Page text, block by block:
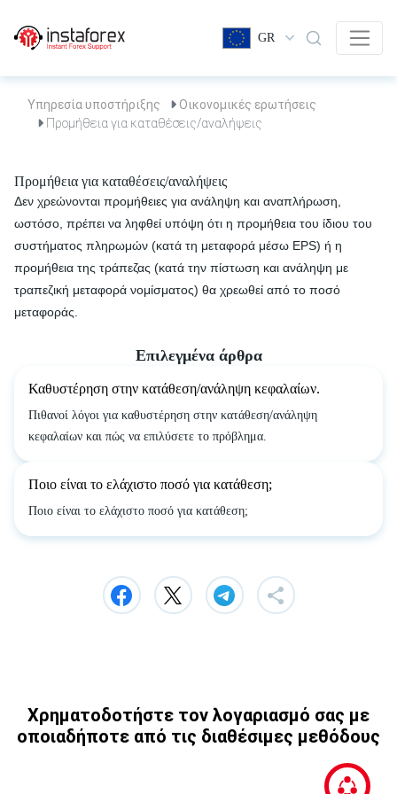
GR
Υπηρεσία υποστήριξης
Οικονομικές ερωτήσεις
Προμήθεια για καταθέσεις/αναλήψεις
Προμήθεια για καταθέσεις/αναλήψεις
Δεν χρεώνονται προμήθειες για ανάληψη και αναπλήρωση,
ωστόσο, πρέπει να ληφθεί υπόψη ότι η προμήθεια του ίδιου του
συστήματος πληρωμών (κατά τη μεταφορά μέσω EPS) ή η
προμήθεια της τράπεζας (κατά την πίστωση και ανάληψη με
τραπεζική μεταφορά νομίσματος) θα χρεωθεί από το ποσό
μεταφοράς.
Επιλεγμένα άρθρα
Καθυστέρηση στην κατάθεση/ανάληψη κεφαλαίων.
Πιθανοί λόγοι για καθυστέρηση στην κατάθεση/ανάληψη
κεφαλαίων και πώς να επιλύσετε το πρόβλημα.
Ποιο είναι το ελάχιστο ποσό για κατάθεση;
Ποιο είναι το ελάχιστο ποσό για κατάθεση;
Χρηματοδοτήστε τον λογαριασμό σας με
οποιαδήποτε από τις διαθέσιμες μεθόδους